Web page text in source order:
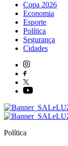
Copa 2026
Economia
Esporte
Política
Segurança
Cidades
Política